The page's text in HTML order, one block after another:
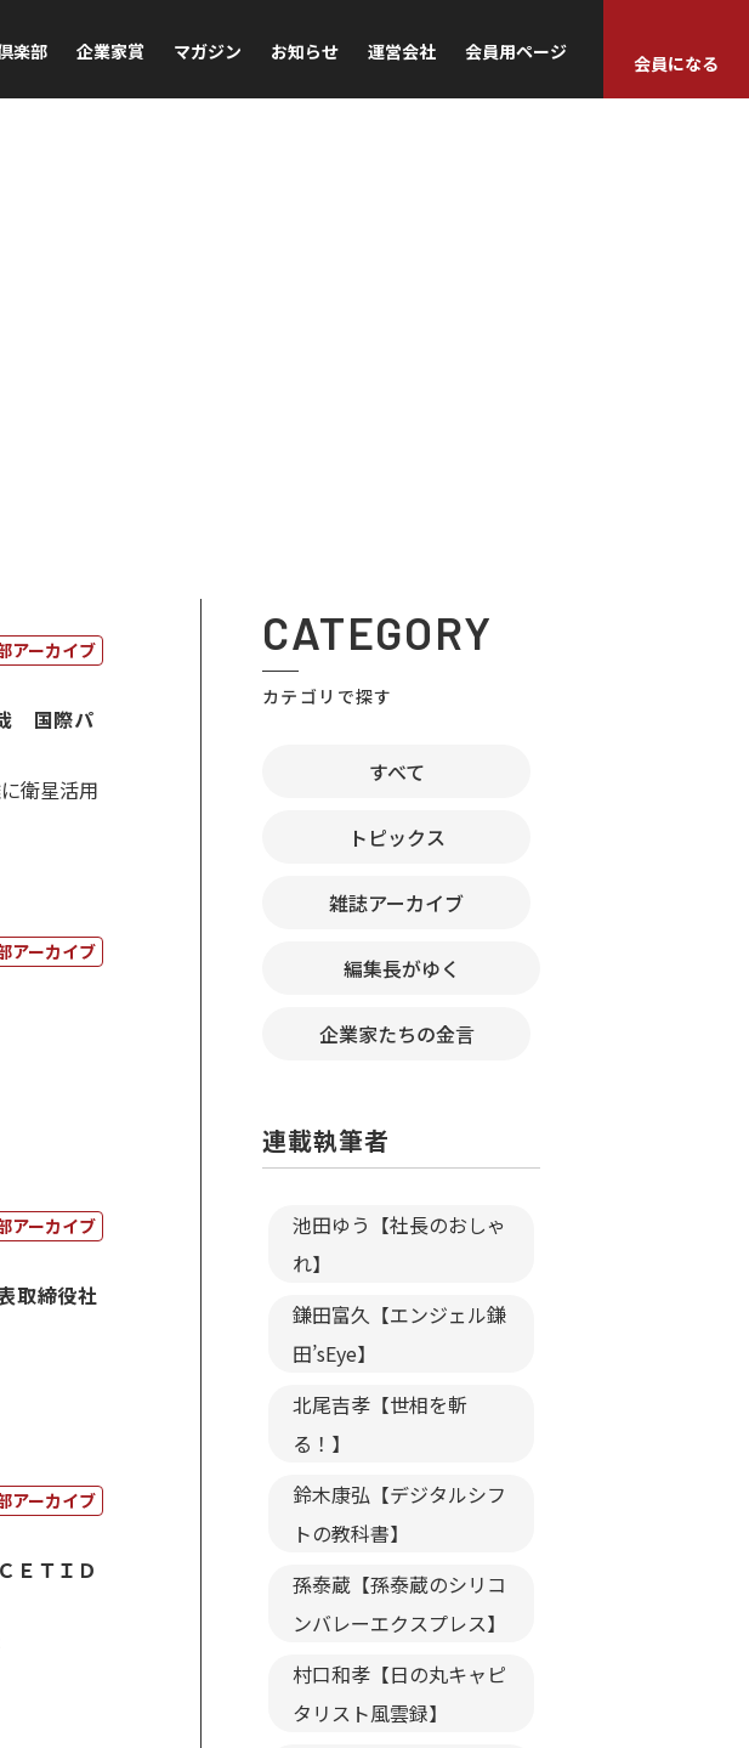
楽部 企業家賞 マガジン お知らせ 運営会社 会員用ページ
会員になる
アーカイブ
国際パ
衛星活用
アーカイブ
アーカイブ
取締役社
アーカイブ
ＥＴＩＤ
CATEGORY
カテゴリで探す
すべて
トピックス
雑誌アーカイブ
編集長がゆく
企業家たちの金言
連載執筆者
池田ゆう【社長のおしゃ
れ】
鎌田富久【エンジェル鎌
田’sEye】
北尾吉孝【世相を斬
る！】
鈴木康弘【デジタルシフ
トの教科書】
孫泰蔵【孫泰蔵のシリコ
ンバレーエクスプレス】
村口和孝【日の丸キャピ
タリスト風雲録】